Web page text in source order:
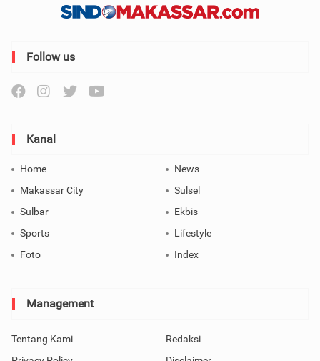
Follow us
Kanal
Home
News
Makassar City
Sulsel
Sulbar
Ekbis
Sports
Lifestyle
Foto
Index
Management
Tentang Kami
Redaksi